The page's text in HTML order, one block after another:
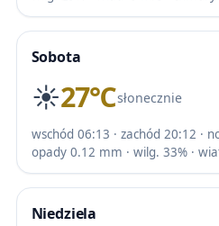
Sobota
☀️27℃słonecznie
wschód 06:13 · zachód 20:12 ·
opady 0.12 mm · wilg. 33% ·
Niedziela